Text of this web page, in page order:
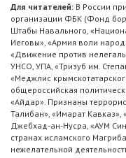
Для читателей: В России
организации ФБК (Фонд
Штабы Навального,
Иеговы», «Армия воли
«Движение против
УНСО, УПА, «Тризуб им.
«Меджлис
общероссийская
«Айдар». Признаны
Талибан», «Имарат Кавказ»,
Джебхад-ан-Нусра, «АУМ
странах исламского
нежелательной